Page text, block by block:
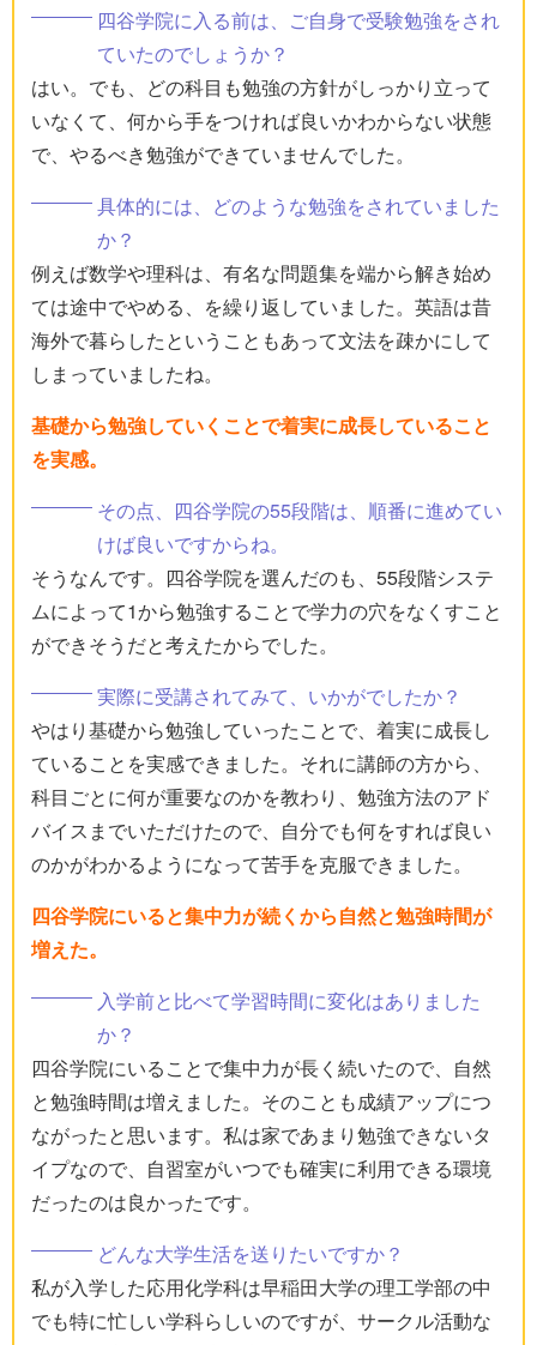
四谷学院に入る前は、ご自身で受験勉強をされ
ていたのでしょうか？
はい。でも、どの科目も勉強の方針がしっかり立って
いなくて、何から手をつければ良いかわからない状態
で、やるべき勉強ができていませんでした。
具体的には、どのような勉強をされていました
か？
例えば数学や理科は、有名な問題集を端から解き始め
ては途中でやめる、を繰り返していました。英語は昔
海外で暮らしたということもあって文法を疎かにして
しまっていましたね。
基礎から勉強していくことで着実に成長していること
を実感。
その点、四谷学院の55段階は、順番に進めてい
けば良いですからね。
そうなんです。四谷学院を選んだのも、55段階システ
ムによって1から勉強することで学力の穴をなくすこと
ができそうだと考えたからでした。
実際に受講されてみて、いかがでしたか？
やはり基礎から勉強していったことで、着実に成長し
ていることを実感できました。それに講師の方から、
科目ごとに何が重要なのかを教わり、勉強方法のアド
バイスまでいただけたので、自分でも何をすれば良い
のかがわかるようになって苦手を克服できました。
四谷学院にいると集中力が続くから自然と勉強時間が
増えた。
入学前と比べて学習時間に変化はありました
か？
四谷学院にいることで集中力が長く続いたので、自然
と勉強時間は増えました。そのことも成績アップにつ
ながったと思います。私は家であまり勉強できないタ
イプなので、自習室がいつでも確実に利用できる環境
だったのは良かったです。
どんな大学生活を送りたいですか？
私が入学した応用化学科は早稲田大学の理工学部の中
でも特に忙しい学科らしいのですが、サークル活動な